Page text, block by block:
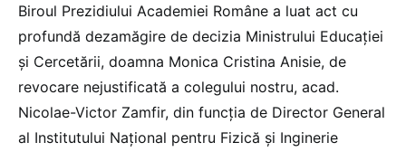
Biroul Prezidiului Academiei Române a luat act cu
profundă dezamăgire de decizia Ministrului Educației
și Cercetării, doamna Monica Cristina Anisie, de
revocare nejustificată a colegului nostru, acad.
Nicolae-Victor Zamfir, din funcția de Director General
al Institutului Național pentru Fizică și Inginerie